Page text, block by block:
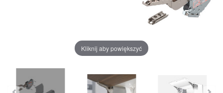
Kliknij aby powiększyć